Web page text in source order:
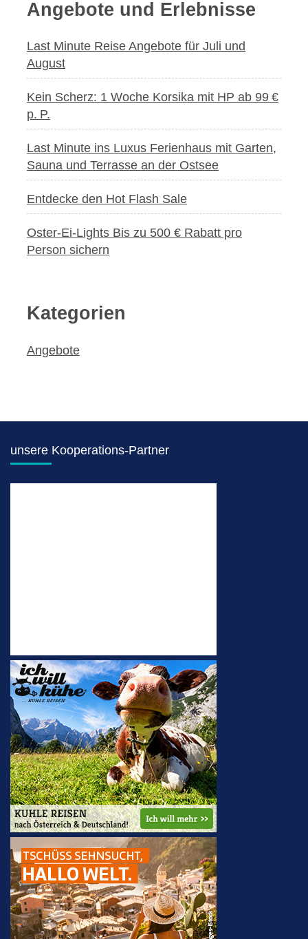
Angebote und Erlebnisse
Last Minute Reise Angebote für Juli und
August
Kein Scherz: 1 Woche Korsika mit HP ab 99 €
p. P.
Last Minute ins Luxus Ferienhaus mit Garten,
Sauna und Terrasse an der Ostsee
Entdecke den Hot Flash Sale
Oster-Ei-Lights Bis zu 500 € Rabatt pro
Person sichern
Kategorien
Angebote
unsere Kooperations-Partner